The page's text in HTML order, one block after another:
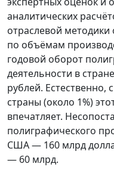
аналитических
отраслевой
по объёмам
годовой оборот
деятельности в
рублей. Естественно,
страны (около 1%)
впечатляет.
полиграфического
США — 160 млрд
— 60 млрд.